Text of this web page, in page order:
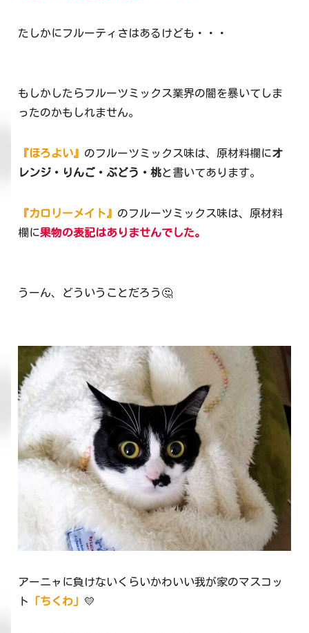
たしかにフルーティさはあるけども・・・
もしかしたらフルーツミックス業界の闇を暴いてしま
ったのかもしれません。
『ほろよい』 のフルーツミックス味は、原材料欄にオ
レンジ・りんご・ぶどう・桃と書いてあります。
『カロリーメイト』 のフルーツミックス味は、原材料
欄に果物の表記はありませんでした。
うーん、どういうことだろう🤔
アーニャに負けないくらいかわいい我が家のマスコッ
ト
「ちくわ」 💛